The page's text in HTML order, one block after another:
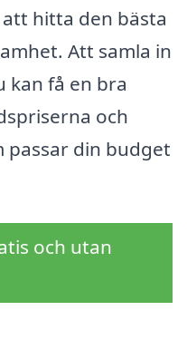
hitta den bästa
Att samla in
få en bra
och
passar din budget
och utan